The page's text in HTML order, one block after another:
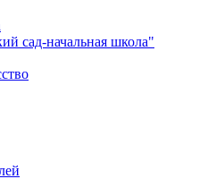
сад-начальная школа"